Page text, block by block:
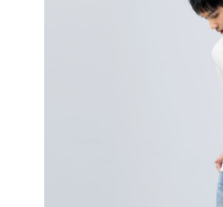
４．使用「AFTEE先享後付」
時審查核予不同之上限額度；若
５．嚴禁一人註冊多個帳號或使
恩沛科技股份有限公司將有權停
每筆NT$100，滿NT$3,000(